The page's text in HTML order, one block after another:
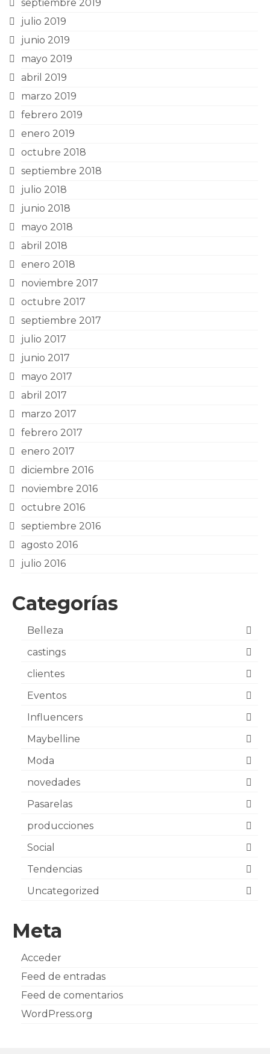
septiembre 2019
julio 2019
junio 2019
mayo 2019
abril 2019
marzo 2019
febrero 2019
enero 2019
octubre 2018
septiembre 2018
julio 2018
junio 2018
mayo 2018
abril 2018
enero 2018
noviembre 2017
octubre 2017
septiembre 2017
julio 2017
junio 2017
mayo 2017
abril 2017
marzo 2017
febrero 2017
enero 2017
diciembre 2016
noviembre 2016
octubre 2016
septiembre 2016
agosto 2016
julio 2016
Categorías
Belleza
castings
clientes
Eventos
Influencers
Maybelline
Moda
novedades
Pasarelas
producciones
Social
Tendencias
Uncategorized
Meta
Acceder
Feed de entradas
Feed de comentarios
WordPress.org